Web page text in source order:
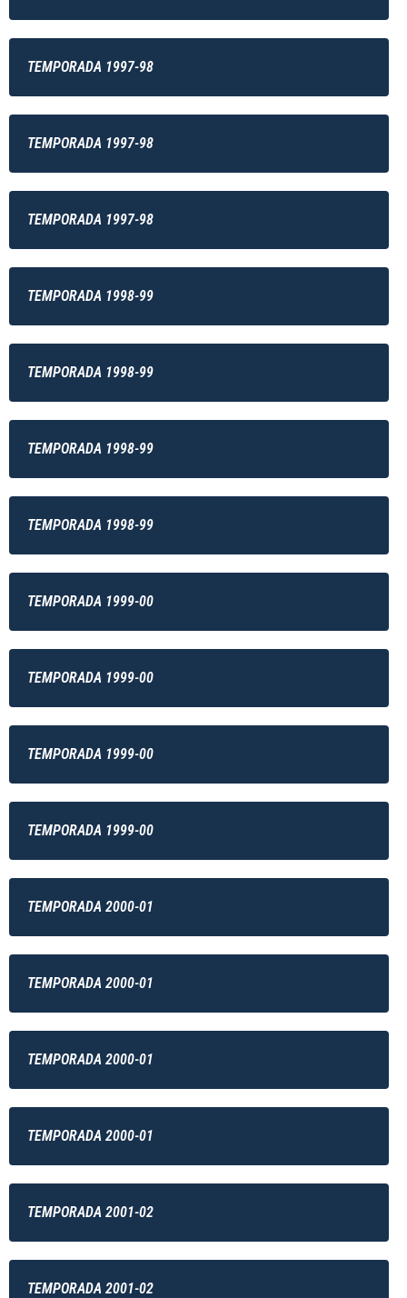
TEMPORADA 1997-98
TEMPORADA 1997-98
TEMPORADA 1997-98
TEMPORADA 1998-99
TEMPORADA 1998-99
TEMPORADA 1998-99
TEMPORADA 1998-99
TEMPORADA 1999-00
TEMPORADA 1999-00
TEMPORADA 1999-00
TEMPORADA 1999-00
TEMPORADA 2000-01
TEMPORADA 2000-01
TEMPORADA 2000-01
TEMPORADA 2000-01
TEMPORADA 2001-02
TEMPORADA 2001-02